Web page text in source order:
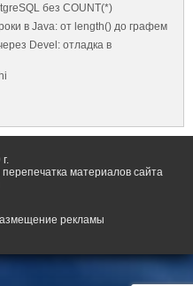
без COUNT(*)
в Java: от length() до графем
Devel: отладка в
материалов сайта
рекламы